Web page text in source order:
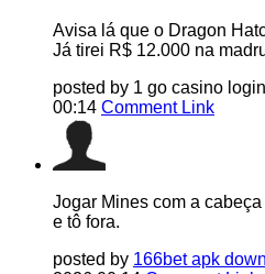
Avisa lá que o Dragon
Já tirei R$ 12.000 na
posted by 1 go casino login
00:14 Comment Link
Jogar Mines com a
e tô fora.
posted by 166bet apk